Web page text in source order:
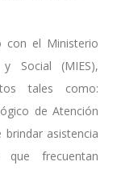
con el Ministerio
Social (MIES),
tales como:
de Atención
asistencia
frecuentan